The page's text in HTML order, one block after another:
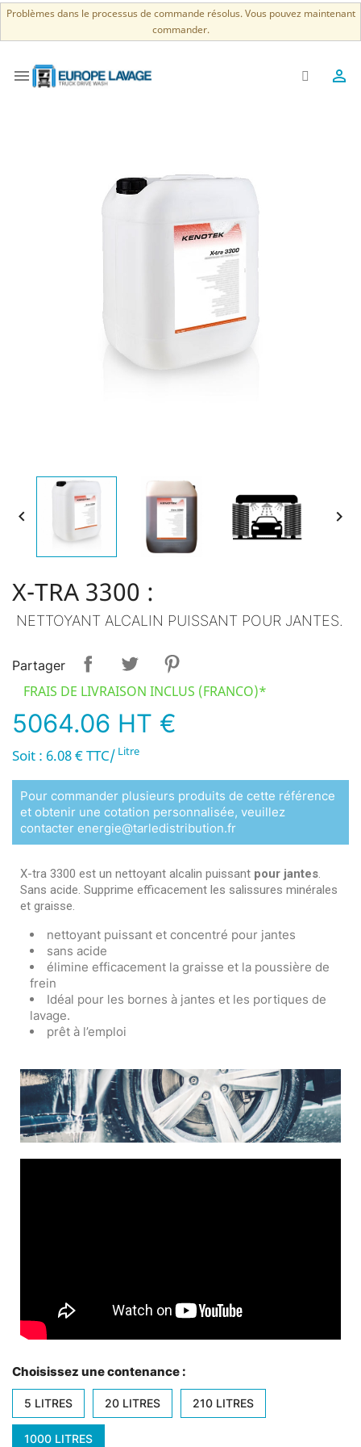
Problèmes dans le processus de commande résolus. Vous pouvez maintenant
commander.
 
 
X-TRA 3300 :
NETTOYANT ALCALIN PUISSANT POUR JANTES.
Partager
FRAIS DE LIVRAISON INCLUS (FRANCO)*
5064.06 HT €
Soit : 6.08 € TTC/ Litre
Pour commander plusieurs produits de cette référence
et obtenir une cotation personnalisée, veuillez
contacter energie@tarledistribution.fr
X-tra 3300 est un nettoyant alcalin puissant pour jantes
Sans acide. Supprime efficacement les salissures minérales
et graisse.
nettoyant puissant et concentré pour jantes
sans acide
élimine efficacement la graisse et la poussière de
frein
Idéal pour les bornes à jantes et les portiques de
lavage.
prêt à l’emploi
Choisissez une contenance :
5 LITRES 20 LITRES 210 LITRES
1000 LITRES